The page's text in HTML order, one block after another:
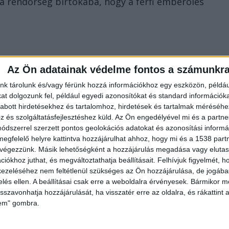
Az Ön adatainak védelme fontos a
tárolunk és/vagy férünk hozzá információkhoz egy eszközön,
dolgozunk fel, például egyedi azonosítókat és standard
hirdetésekhez és tartalomhoz, hirdetések és tartalmak
és szolgáltatásfejlesztéshez küld. Az Ön engedélyével mi és a
szerzett pontos geolokációs adatokat és azonosítási
helyre kattintva hozzájárulhat ahhoz, hogy mi és a 1538
Másik lehetőségként a hozzájárulás megadása vagy
juthat, és megváltoztathatja beállításait. Felhívjuk figyelmét,
nem feltétlenül szükséges az Ön hozzájárulása, de
ellen. A beállításai csak erre a weboldalra érvényesek. Bármikor
hozzájárulását, ha visszatér erre az oldalra, és rákattint
gombra.
rejtették el a holttestet, így a nyomozók
és azonosították a sértett földi maradványait.
Iroda életvédelmi osztályának munkatársai a
lévő H. Attila 50 éves magyar állampolgárt
gyanúja miatt gyanúsítottként
kiterjedően folyamatban van – írták.